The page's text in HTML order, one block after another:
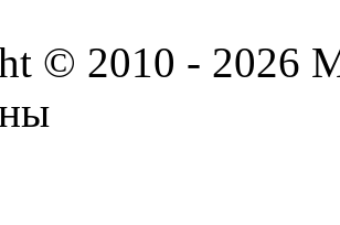
© 2010 - 2026